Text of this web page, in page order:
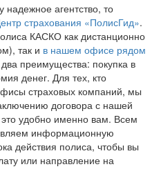
агентство, то
страхования «ПолисГид».
КАСКО как дистанционно
так и в нашем офисе рядом
преимущества: покупка в
денег. Для тех, кто
страховых компаний, мы
договора с нашей
удобно именно вам. Всем
информационную
действия полиса, чтобы вы
или направление на